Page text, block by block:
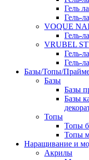
Гель
Гель-
VOQUE
Гель-
VRUBEL
Гель-
Гель-
Базы/Топы/
Базы
Базы
Базы
Топы
Топы
Топы
Наращивание и
Акрилы